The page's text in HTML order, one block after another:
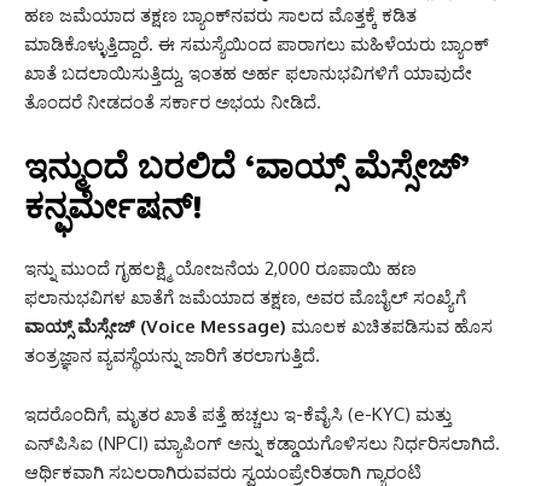
ಹಣ ಜಮೆಯಾದ ತಕ್ಷಣ ಬ್ಯಾಂಕ್‌ನವರು ಸಾಲದ ಮೊತ್ತಕ್ಕೆ ಕಡಿತ
ಮಾಡಿಕೊಳ್ಳುತ್ತಿದ್ದಾರೆ. ಈ ಸಮಸ್ಯೆಯಿಂದ ಪಾರಾಗಲು ಮಹಿಳೆಯರು ಬ್ಯಾಂಕ್
ಖಾತೆ ಬದಲಾಯಿಸುತ್ತಿದ್ದು, ಇಂತಹ ಅರ್ಹ ಫಲಾನುಭವಿಗಳಿಗೆ ಯಾವುದೇ
ತೊಂದರೆ ನೀಡದಂತೆ ಸರ್ಕಾರ ಅಭಯ ನೀಡಿದೆ.
ಇನ್ಮುಂದೆ ಬರಲಿದೆ ‘ವಾಯ್ಸ್ ಮೆಸ್ಸೇಜ್’
ಕನ್ಫರ್ಮೇಷನ್!
ಇನ್ನು ಮುಂದೆ ಗೃಹಲಕ್ಷ್ಮಿ ಯೋಜನೆಯ 2,000 ರೂಪಾಯಿ ಹಣ
ಫಲಾನುಭವಿಗಳ ಖಾತೆಗೆ ಜಮೆಯಾದ ತಕ್ಷಣ, ಅವರ ಮೊಬೈಲ್ ಸಂಖ್ಯೆಗೆ
ವಾಯ್ಸ್‌ ಮೆಸ್ಸೇಜ್‌ (Voice Message) ಮೂಲಕ ಖಚಿತಪಡಿಸುವ ಹೊಸ
ತಂತ್ರಜ್ಞಾನ ವ್ಯವಸ್ಥೆಯನ್ನು ಜಾರಿಗೆ ತರಲಾಗುತ್ತಿದೆ.
ಇದರೊಂದಿಗೆ, ಮೃತರ ಖಾತೆ ಪತ್ತೆ ಹಚ್ಚಲು ಇ-ಕೆವೈಸಿ (e-KYC) ಮತ್ತು
ಎನ್‌ಪಿಸಿಐ (NPCI) ಮ್ಯಾಪಿಂಗ್ ಅನ್ನು ಕಡ್ಡಾಯಗೊಳಿಸಲು ನಿರ್ಧರಿಸಲಾಗಿದೆ.
ಆರ್ಥಿಕವಾಗಿ ಸಬಲರಾಗಿರುವವರು ಸ್ವಯಂಪ್ರೇರಿತರಾಗಿ ಗ್ಯಾರಂಟಿ